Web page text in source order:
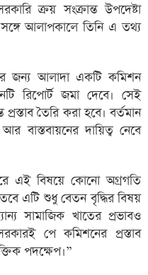
ক্রয় সংক্রান্ত উপদেষ্টা
আলাপকালে তিনি এ তথ্য
জন্য আলাদা একটি কমিশন
রিপোর্ট জমা দেবে। সেই
তৈরি করা হবে। বর্তমান
বাস্তবায়নের দায়িত্ব নেবে
এই বিষয়ে কোনো অগ্রগতি
এটি শুধু বেতন বৃদ্ধির বিষয়
সামাজিক খাতের প্রভাবও
পে কমিশনের প্রস্তাব
পদক্ষেপ।”